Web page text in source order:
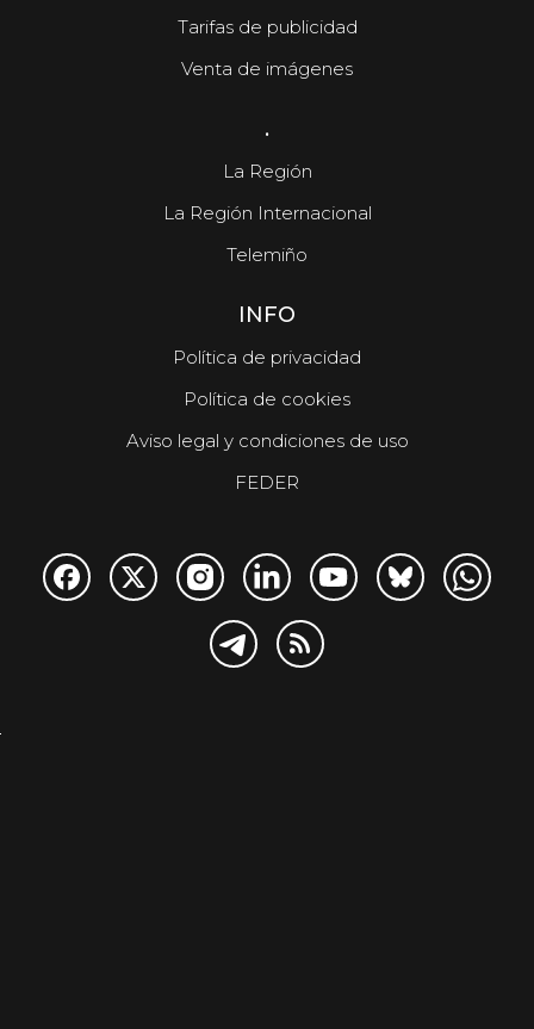
Tarifas de publicidad
Venta de imágenes
.
La Región
La Región Internacional
Telemiño
INFO
Política de privacidad
Política de cookies
Aviso legal y condiciones de uso
FEDER